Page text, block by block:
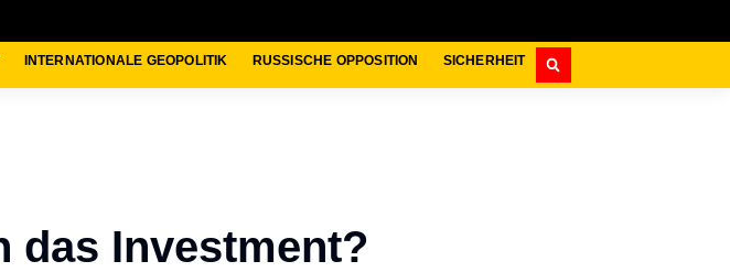
INTERNATIONALE GEOPOLITIK RUSSISCHE OPPOSITION SICHERHEIT
das Investment?